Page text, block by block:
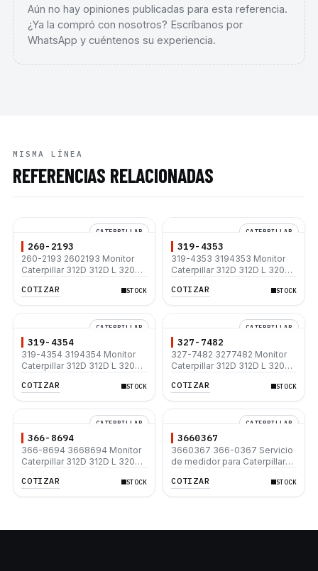
Aún no hay opiniones publicadas para esta referencia.
¿Ya la compró con nosotros? Escríbanos por
WhatsApp y cuéntenos su experiencia.
MISMA LÍNEA
REFERENCIAS RELACIONADAS
CATERPILLAR
260-2193
260-2193 2602193 Monitor
Caterpillar 312D 312D L 320D
330D 330D L 336D L 345C L
COTIZAR STOCK
CATERPILLAR
319-4353
319-4353 3194353 Monitor
Caterpillar 312D 312D L 320D
330D 330D L 336D L 345C L
COTIZAR STOCK
CATERPILLAR
319-4354
319-4354 3194354 Monitor
Caterpillar 312D 312D L 320D
330D 330D L 336D L 345C L
COTIZAR STOCK
CATERPILLAR
327-7482
327-7482 3277482 Monitor
Caterpillar 312D 312D L 320D
330D 330D L 336D L 345C L
COTIZAR STOCK
CATERPILLAR
366-8694
366-8694 3668694 Monitor
Caterpillar 312D 312D L 320D
330D 330D L 336D L 345C L
COTIZAR STOCK
CATERPILLAR
3660367
3660367 366-0367 Servicio
de medidor para Caterpillar
COTIZAR STOCK